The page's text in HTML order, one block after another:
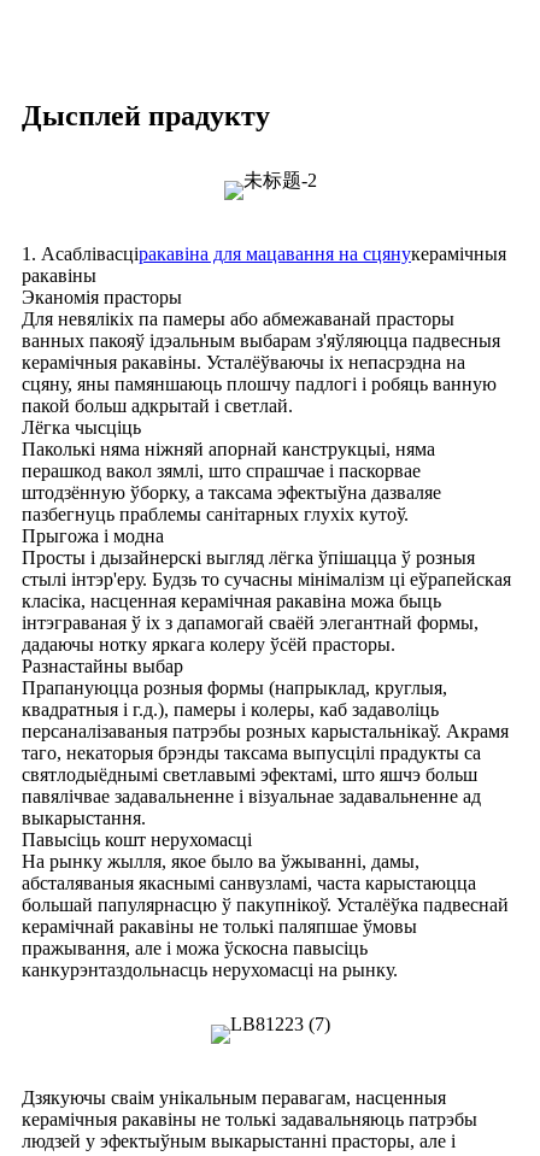
Дысплей прадукту
1. Асаблівасціракавіна для мацавання на сцянукерамічныя
ракавіны
Эканомія прасторы
Для невялікіх па памеры або абмежаванай прасторы
ванных пакояў ідэальным выбарам з'яўляюцца падвесныя
керамічныя ракавіны. Усталёўваючы іх непасрэдна на
сцяну, яны памяншаюць плошчу падлогі і робяць ванную
пакой больш адкрытай і светлай.
Лёгка чысціць
Паколькі няма ніжняй апорнай канструкцыі, няма
перашкод вакол зямлі, што спрашчае і паскорвае
штодзённую ўборку, а таксама эфектыўна дазваляе
пазбегнуць праблемы санітарных глухіх кутоў.
Прыгожа і модна
Просты і дызайнерскі выгляд лёгка ўпішацца ў розныя
стылі інтэр'еру. Будзь то сучасны мінімалізм ці еўрапейская
класіка, насценная керамічная ракавіна можа быць
інтэграваная ў іх з дапамогай сваёй элегантнай формы,
дадаючы нотку яркага колеру ўсёй прасторы.
Разнастайны выбар
Прапануюцца розныя формы (напрыклад, круглыя,
квадратныя і г.д.), памеры і колеры, каб задаволіць
персаналізаваныя патрэбы розных карыстальнікаў. Акрамя
таго, некаторыя брэнды таксама выпусцілі прадукты са
святлодыёднымі светлавымі эфектамі, што яшчэ больш
павялічвае задавальненне і візуальнае задавальненне ад
выкарыстання.
Павысіць кошт нерухомасці
На рынку жылля, якое было ва ўжыванні, дамы,
абсталяваныя якаснымі санвузламі, часта карыстаюцца
большай папулярнасцю ў пакупнікоў. Усталёўка падвеснай
керамічнай ракавіны не толькі паляпшае ўмовы
пражывання, але і можа ўскосна павысіць
канкурэнтаздольнасць нерухомасці на рынку.
Дзякуючы сваім унікальным перавагам, насценныя
керамічныя ракавіны не толькі задавальняюць патрэбы
людзей у эфектыўным выкарыстанні прасторы, але і